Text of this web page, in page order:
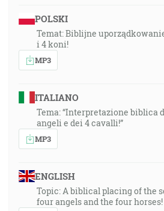
POLSKI
Temat: Biblijne
i 4 koni!
MP3
ITALIANO
Tema: “Interpretazione biblica
angeli e dei 4 cavalli!”
MP3
ENGLISH
Topic: A biblical placing of the
four angels and the four horses!